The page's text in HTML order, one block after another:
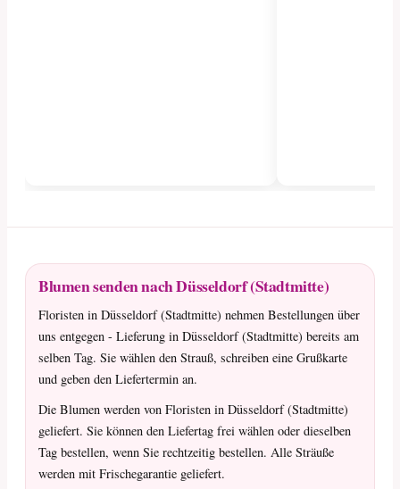
Blumen senden nach Düsseldorf (Stadtmitte)
Floristen in Düsseldorf (Stadtmitte) nehmen Bestellungen über
uns entgegen - Lieferung in Düsseldorf (Stadtmitte) bereits am
selben Tag. Sie wählen den Strauß, schreiben eine Grußkarte
und geben den Liefertermin an.
Die Blumen werden von Floristen in Düsseldorf (Stadtmitte)
geliefert. Sie können den Liefertag frei wählen oder dieselben
Tag bestellen, wenn Sie rechtzeitig bestellen. Alle Sträuße
werden mit Frischegarantie geliefert.